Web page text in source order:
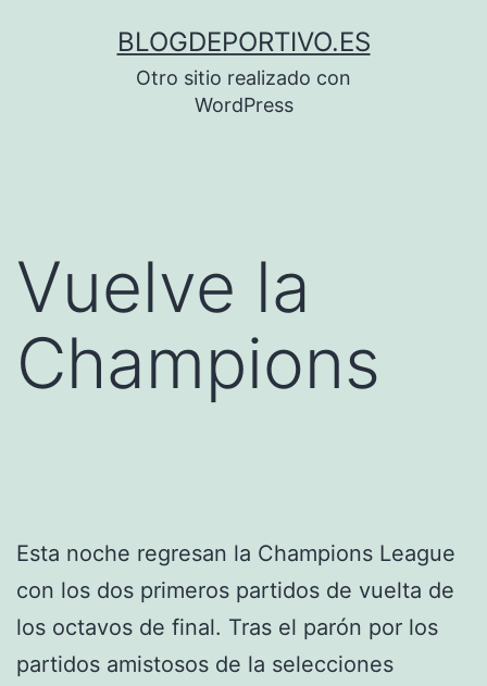
BLOGDEPORTIVO.ES
Otro sitio realizado con
WordPress
Vuelve la
Champions
Esta noche regresan la Champions League
con los dos primeros partidos de vuelta de
los octavos de final. Tras el parón por los
partidos amistosos de la selecciones